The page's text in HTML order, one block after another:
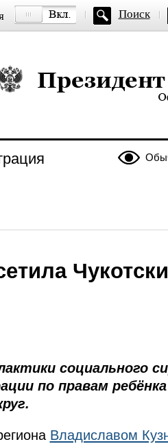
Поиск
России —
социального
по правам
Владиславом